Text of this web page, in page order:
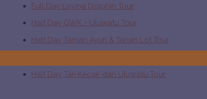
Full Day Lovina Dolphin Tour
Half Day GWK + Uluwatu Tour
Half Day Taman Ayun & Tanah Lot Tour
Half Day Tari Kecak dan Uluwatu Tour